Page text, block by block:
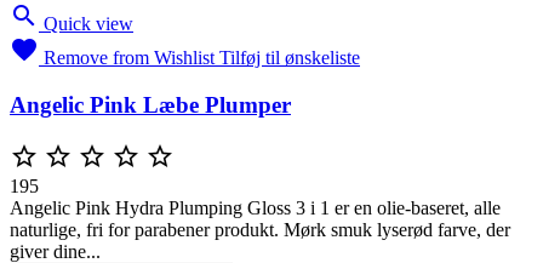
 Quick view
 Remove from Wishlist Tilføj til ønskeliste
Angelic Pink Læbe Plumper
    
195
Angelic Pink Hydra Plumping Gloss 3 i 1 er en olie-baseret, alle
naturlige, fri for parabener produkt. Mørk smuk lyserød farve, der
giver dine...